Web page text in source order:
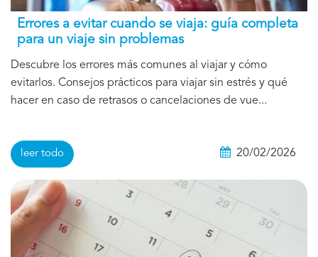
Errores a evitar cuando se viaja: guía completa
para un viaje sin problemas
Descubre los errores más comunes al viajar y cómo
evitarlos. Consejos prácticos para viajar sin estrés y qué
hacer en caso de retrasos o cancelaciones de vue...
leer todo 20/02/2026